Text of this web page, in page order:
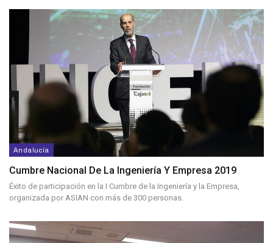
Andalucía
Cumbre Nacional De La Ingeniería Y Empresa 2019
Éxito de participación en la I Cumbre de la Ingeniería y la Empresa,
organizada por ASIAN con más de 300 personas.